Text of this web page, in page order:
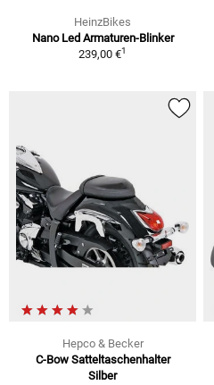
HeinzBikes
Nano Led Armaturen-Blinker
239,00 €1
Hepco & Becker
C-Bow Satteltaschenhalter
Silber